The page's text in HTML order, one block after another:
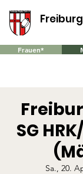
Frauen*
SG
Sa., 20.